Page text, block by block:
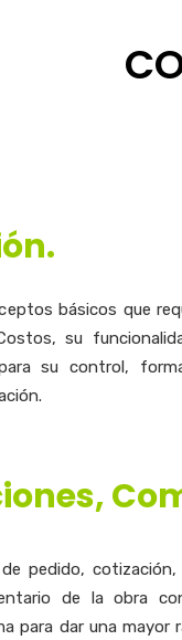
básicos que
su
su control,
pedido,
de la obra
para dar una mayor